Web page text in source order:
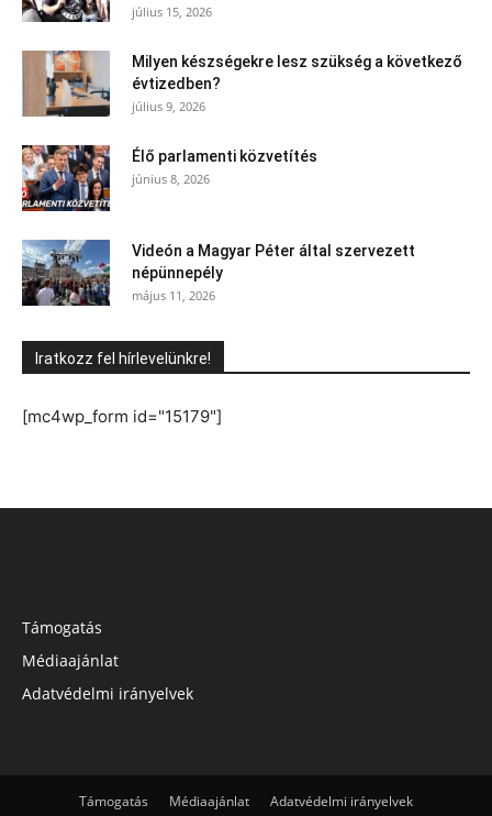
július 15, 2026
Milyen készségekre lesz szükség a következő
évtizedben?
július 9, 2026
Élő parlamenti közvetítés
június 8, 2026
Videón a Magyar Péter által szervezett
népünnepély
május 11, 2026
Iratkozz fel hírlevelünkre!
[mc4wp_form id="15179"]
Támogatás
Médiaajánlat
Adatvédelmi irányelvek
Támogatás Médiaajánlat Adatvédelmi irányelvek